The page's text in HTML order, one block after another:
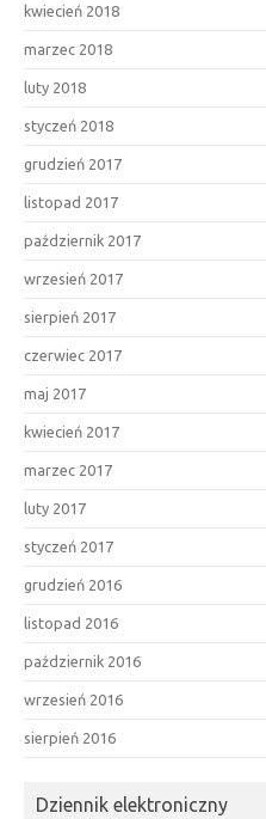
kwiecień 2018
marzec 2018
luty 2018
styczeń 2018
grudzień 2017
listopad 2017
październik 2017
wrzesień 2017
sierpień 2017
czerwiec 2017
maj 2017
kwiecień 2017
marzec 2017
luty 2017
styczeń 2017
grudzień 2016
listopad 2016
październik 2016
wrzesień 2016
sierpień 2016
Dziennik elektroniczny